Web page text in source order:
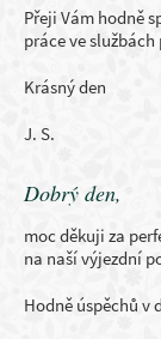
Přeji Vám hodně
práce ve
Krásný den
J. S.
Dobrý den,
moc děkuji za
na naší výjezdní
Hodně úspěchů v